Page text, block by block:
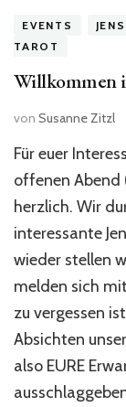
EVENTS
TAROT
Willkommen
von Susanne Zitzl
Für euer
offenen Abend
herzlich. Wir
interessante
wieder stellen
melden sich
zu vergessen
Absichten
also EURE